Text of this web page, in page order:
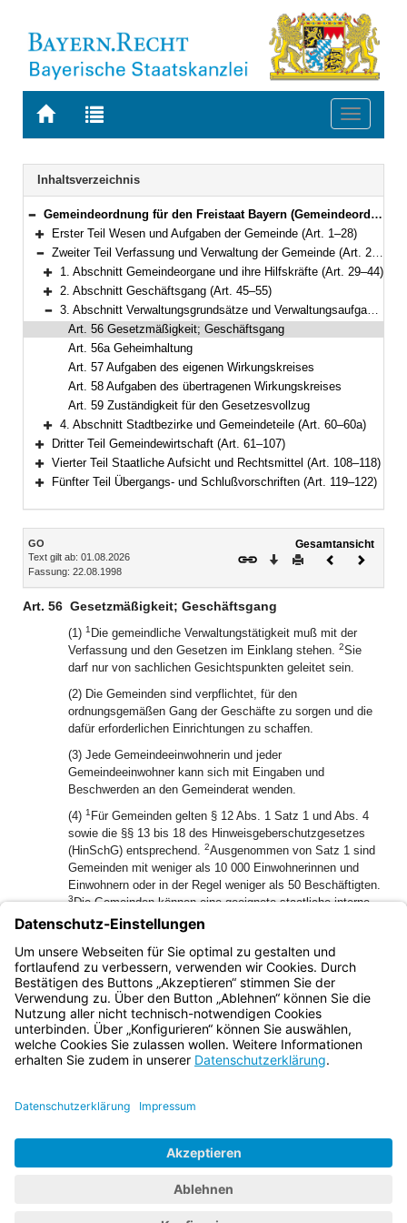
Zur
BAYERN.RECHT
Zur
letzten
Suche
Toggle
Navigation
Inhaltsverzeichnis
Bereich reduzieren
Gemeindeordnung für den Freistaat Bayern (Gemeindeordnung – GO) in der Fassung der Bekanntmachung vom 22. August 1998 (GVBl. S. 796) BayRS 2020-1-1-I (Art. 1–122)
Bereich erweitern
Erster Teil Wesen und Aufgaben der Gemeinde (Art. 1–28)
Bereich reduzieren
Zweiter Teil Verfassung und Verwaltung der Gemeinde (Art. 29–60a)
Bereich erweitern
1. Abschnitt Gemeindeorgane und ihre Hilfskräfte (Art. 29–44)
Bereich erweitern
2. Abschnitt Geschäftsgang (Art. 45–55)
Bereich reduzieren
3. Abschnitt Verwaltungsgrundsätze und Verwaltungsaufgaben (Art. 56–59)
Art. 56 Gesetzmäßigkeit; Geschäftsgang
Art. 56a Geheimhaltung
Art. 57 Aufgaben des eigenen Wirkungskreises
Art. 58 Aufgaben des übertragenen Wirkungskreises
Art. 59 Zuständigkeit für den Gesetzesvollzug
Bereich erweitern
4. Abschnitt Stadtbezirke und Gemeindeteile (Art. 60–60a)
Bereich erweitern
Dritter Teil Gemeindewirtschaft (Art. 61–107)
Bereich erweitern
Vierter Teil Staatliche Aufsicht und Rechtsmittel (Art. 108–118)
Fünfter Teil Übergangs- und Schlußvorschriften (Art. 119–122)
Inhalt
GO
Text gilt ab: 01.08.2026
Fassung: 22.08.1998
Gesamtansicht
Download
DruckenVorheriges
Art. 56 Gesetzmäßigkeit; Geschäftsgang
(1) 1 Die gemeindliche Verwaltungstätigkeit muß mit der
Verfassung und den Gesetzen im Einklang stehen. 2Sie
darf nur von sachlichen Gesichtspunkten geleitet sein.
(2) Die Gemeinden sind verpflichtet, für den
ordnungsgemäßen Gang der Geschäfte zu sorgen und die
dafür erforderlichen Einrichtungen zu schaffen.
(3) Jede Gemeindeeinwohnerin und jeder
Gemeindeeinwohner kann sich mit Eingaben und
Beschwerden an den Gemeinderat wenden.
(4) 1 Für Gemeinden gelten § 12 Abs. 1 Satz 1 und Abs. 4
sowie die §§ 13 bis 18 des Hinweisgeberschutzgesetzes
(HinSchG) entsprechend. 2Ausgenommen von Satz 1 sind
Gemeinden mit weniger als 10 000 Einwohnerinnen und
Einwohnern oder in der Regel weniger als 50 Beschäftigten.
3Die Gemeinden können eine geeignete staatliche interne
Meldestelle im Geschäftsbereich des Staatsministeriums
des Innern, für Sport und Integration als Dritten im Sinne
des § 14 Abs. 1 Satz 1 HinSchG mit den Aufgaben der
internen Meldestelle betrauen.
Bayern.de
BayernPortal
Impressum